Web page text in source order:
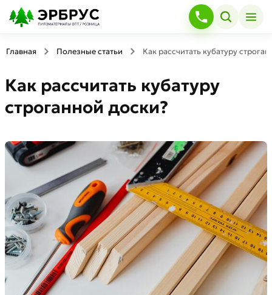
Главная Полезные статьи Как рассчитать кубатуру
Как рассчитать кубатуру
строганной доски?